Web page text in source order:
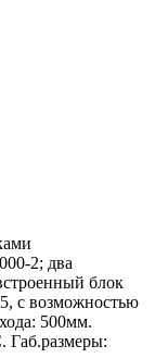
2; два
блок
с возможностью
500мм.
Габ.размеры: